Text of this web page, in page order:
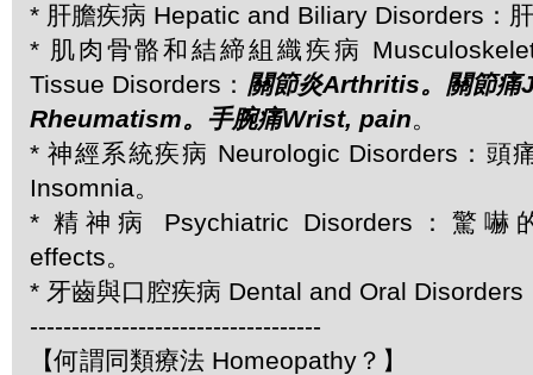
* 肝膽疾病 Hepatic and Biliary Disorders：
* 肌肉骨骼和結締組織疾病
Tissue Disorders： 關節炎Arthritis。關節
Rheumatism。手腕痛Wrist, pain。
* 神經系統疾病 Neurologic Disorders：頭
Insomnia。
* 精神病 Psychiatric Disorders：驚嚇
effects。
* 牙齒與口腔疾病 Dental and Oral Disorders
-----------------------------------
【何謂同類療法 Homeopathy？】